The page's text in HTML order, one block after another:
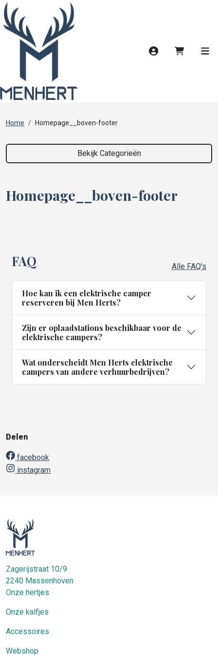
Account
Home Homepage__boven-footer
Bekijk Categorieën
Homepage__boven-footer
FAQ Alle FAQ's
Hoe kan ik een elektrische camper
reserveren bij Men Herts?
Zijn er oplaadstations beschikbaar voor de
elektrische campers?
Wat onderscheidt Men Herts elektrische
campers van andere verhuurbedrijven?
Delen
facebook
instagram
Zagerijstraat 10/9
2240 Massenhoven
Onze hertjes
Onze kalfjes
Accessoires
Webshop